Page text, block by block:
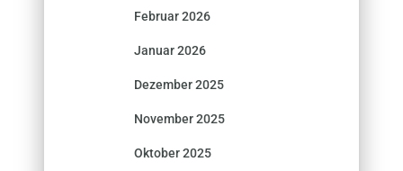
Februar 2026
Januar 2026
Dezember 2025
November 2025
Oktober 2025